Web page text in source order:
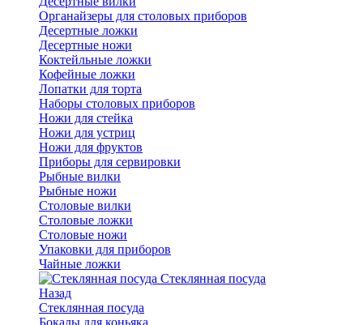
Органайзеры для столовых приборов
Десертные ложки
Десертные ножи
Коктейльные ложки
Кофейные ложки
Лопатки для торта
Наборы столовых приборов
Ножи для стейка
Ножи для устриц
Ножи для фруктов
Приборы для сервировки
Рыбные вилки
Рыбные ножи
Столовые вилки
Столовые ложки
Столовые ножи
Упаковки для приборов
Чайные ложки
Стеклянная посуда
Назад
Стеклянная посуда
Бокалы для коньяка